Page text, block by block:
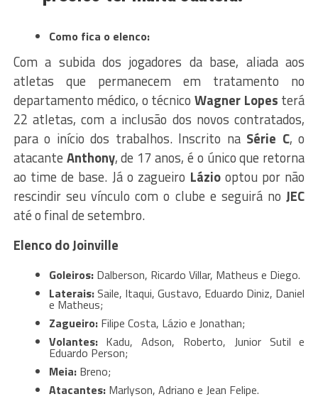
Como fica o elenco:
Com a subida dos jogadores da base, aliada aos
atletas que permanecem em tratamento no
departamento médico, o técnicoWagner Lopes terá
22 atletas, com a inclusão dos novos contratados,
para o início dos trabalhos. Inscrito na Série C, o
atacante Anthony, de 17 anos, é o único que retorna
ao time de base. Já o zagueiro Láziooptou por não
rescindir seu vínculo com o clube e seguirá noJEC
até o final de setembro.
Elenco do Joinville
Goleiros:Dalberson, Ricardo Villar, Matheus e Diego.
Laterais:Saile, Itaqui, Gustavo, Eduardo Diniz, Daniel
e Matheus;
Zagueiro:Filipe Costa, Lázio e Jonathan;
Volantes:Kadu, Adson, Roberto, Junior Sutil e
Eduardo Person;
Meia:Breno;
Atacantes:Marlyson, Adriano e Jean Felipe.